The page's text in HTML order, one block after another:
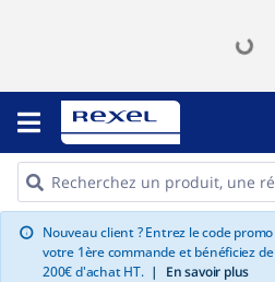
info Nouveau client ? Entrez le code
votre 1ère commande et bénéficiez
200€ d'achat HT. | En savoir plus